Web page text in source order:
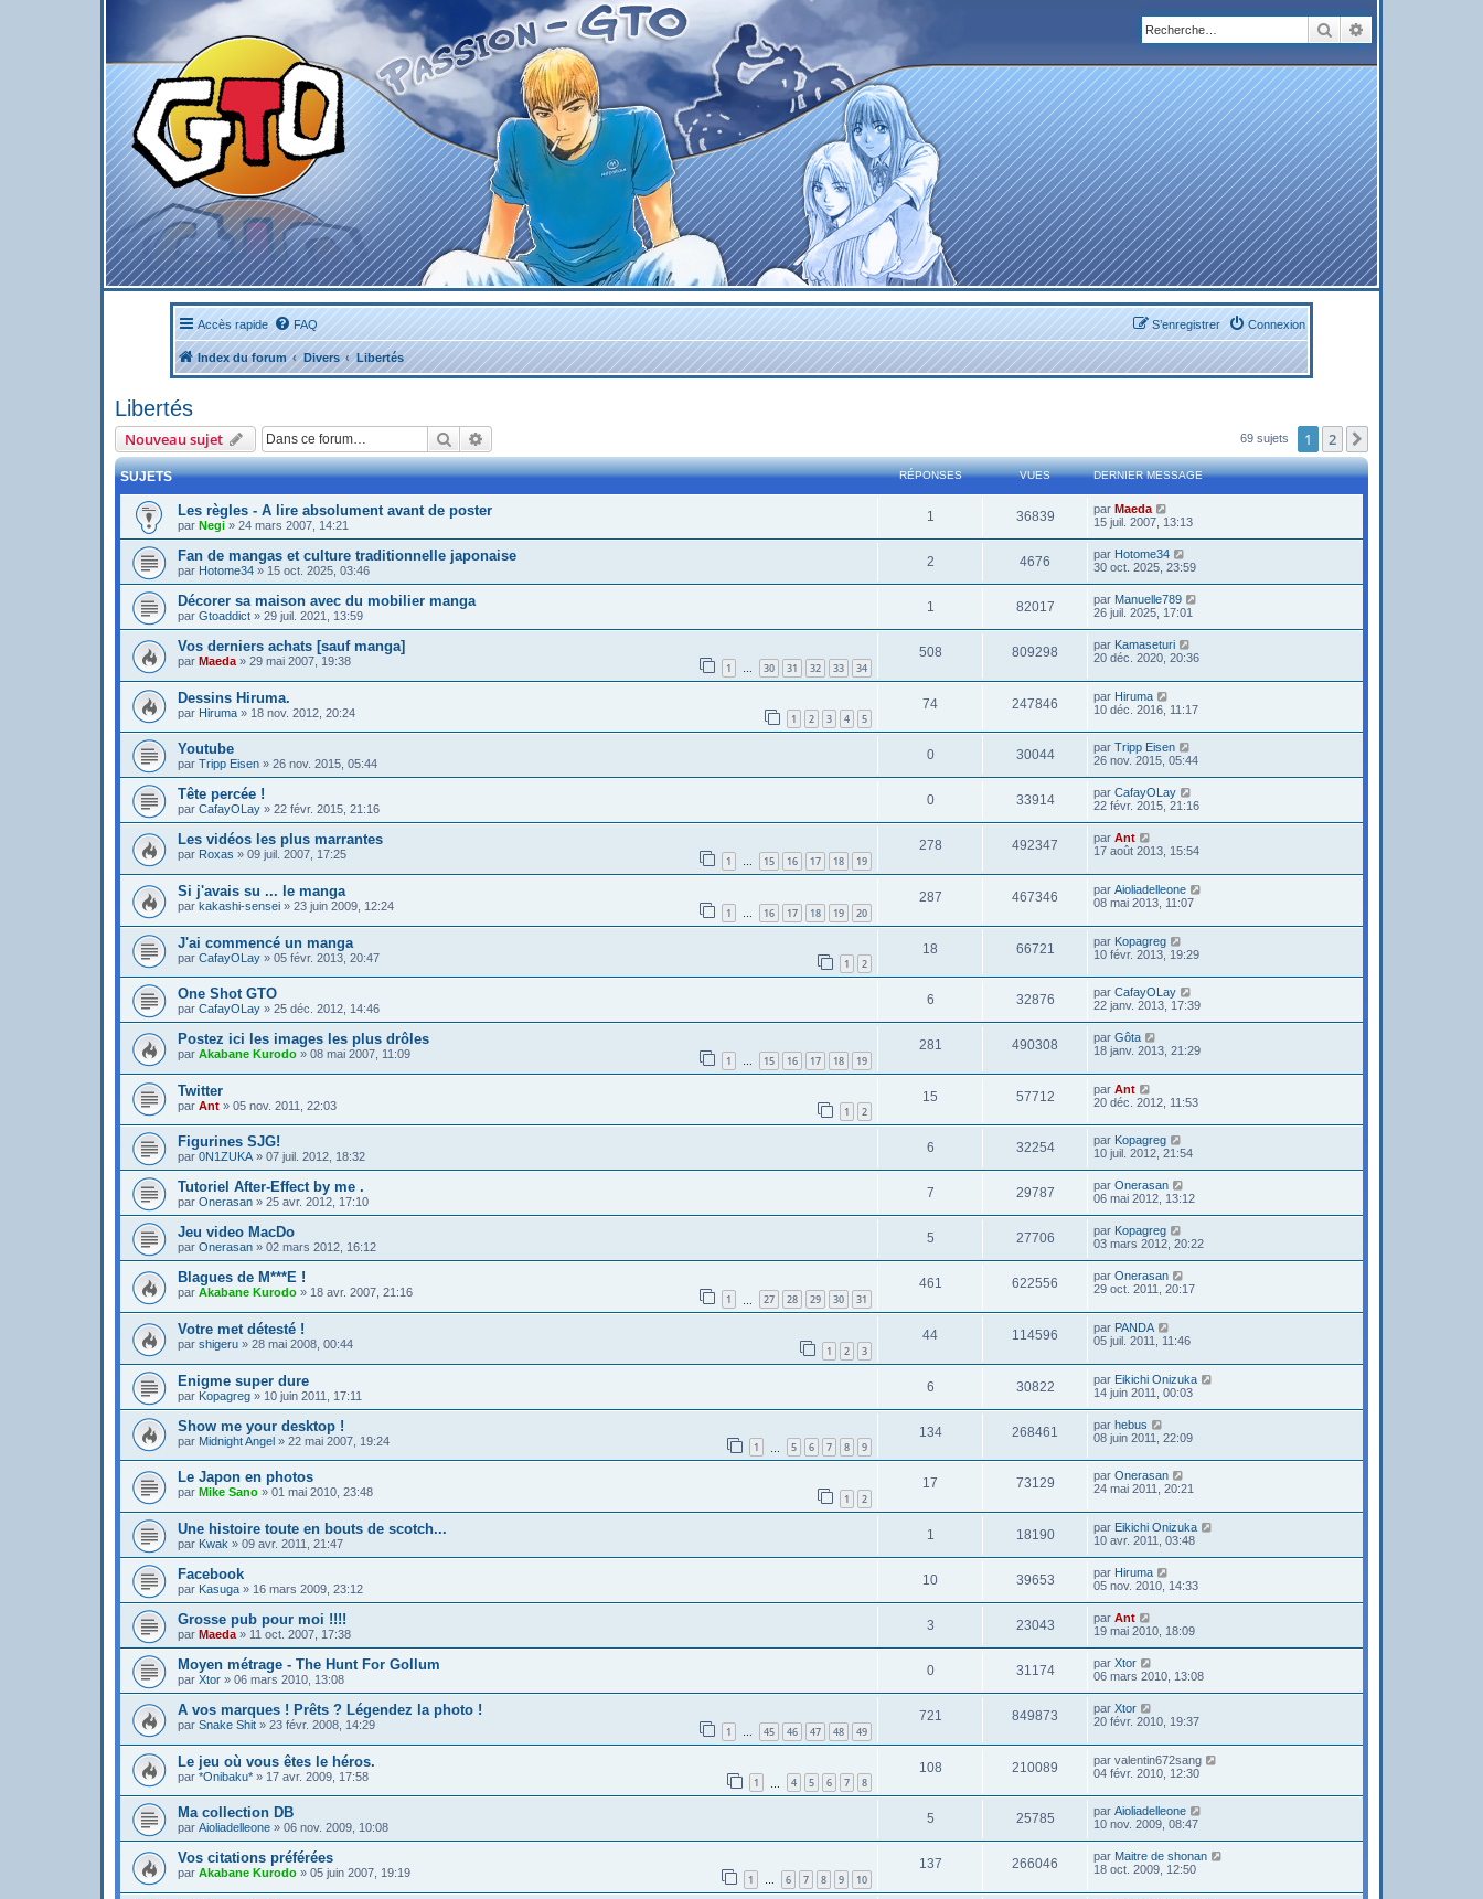
Rechercher
Accès rapide FAQ Connexion
S’enregistrer
Index du forum Divers Libertés
Libertés
Nouveau sujet Rechercher 69 sujets 1 2
SUJETS RÉPONSES VUES DERNIER MESSAGE
Les règles - A lire absolument avant de poster
par Negi » 24 mars 2007, 14:21
1 36839 par Maeda
15 juil. 2007, 13:13
Fan de mangas et culture traditionnelle japonaise
par Hotome34 » 15 oct. 2025, 03:46
2 4676 par Hotome34
30 oct. 2025, 23:59
Décorer sa maison avec du mobilier manga
par Gtoaddict » 29 juil. 2021, 13:59
1 82017 par Manuelle789
26 juil. 2025, 17:01
Vos derniers achats [sauf manga]
par Maeda » 29 mai 2007, 19:38 1 … 30 31 32 33 34
508 809298 par Kamaseturi
20 déc. 2020, 20:36
Dessins Hiruma.
par Hiruma » 18 nov. 2012, 20:24 1 2 3 4 5
74 247846 par Hiruma
10 déc. 2016, 11:17
Youtube
par Tripp Eisen » 26 nov. 2015, 05:44
0 30044 par Tripp Eisen
26 nov. 2015, 05:44
Tête percée !
par CafayOLay » 22 févr. 2015, 21:16
0 33914 par CafayOLay
22 févr. 2015, 21:16
Les vidéos les plus marrantes
par Roxas » 09 juil. 2007, 17:25 1 … 15 16 17 18 19
278 492347 par Ant
17 août 2013, 15:54
Si j'avais su ... le manga
par kakashi-sensei » 23 juin 2009, 12:24 1 … 16 17 18 19 20
287 467346 par Aioliadelleone
08 mai 2013, 11:07
J'ai commencé un manga
par CafayOLay » 05 févr. 2013, 20:47 1 2
18 66721 par Kopagreg
10 févr. 2013, 19:29
One Shot GTO
par CafayOLay » 25 déc. 2012, 14:46
6 32876 par CafayOLay
22 janv. 2013, 17:39
Postez ici les images les plus drôles
par Akabane Kurodo » 08 mai 2007, 11:09 1 … 15 16 17 18 19
281 490308 par Gôta
18 janv. 2013, 21:29
Twitter
par Ant » 05 nov. 2011, 22:03 1 2
15 57712 par Ant
20 déc. 2012, 11:53
Figurines SJG!
par 0N1ZUKA» 07 juil. 2012, 18:32
6 32254 par Kopagreg
10 juil. 2012, 21:54
Tutoriel After-Effect by me .
par Onerasan » 25 avr. 2012, 17:10
7 29787 par Onerasan
06 mai 2012, 13:12
Jeu video MacDo
par Onerasan » 02 mars 2012, 16:12
5 27706 par Kopagreg
03 mars 2012, 20:22
Blagues de M***E !
par Akabane Kurodo » 18 avr. 2007, 21:16 1 27 28 29 30 31
461 622556 par Onerasan
29 oct. 2011, 20:17
Votre met détesté !
par shigeru » 28 mai 2008, 00:44 1 2 3
44 114596 par PANDA
05 juil. 2011, 11:46
Enigme super dure
par Kopagreg » 10 juin 2011, 17:11
6 30822 par Eikichi Onizuka
14 juin 2011, 00:03
Show me your desktop !
par Midnight Angel » 22 mai 2007, 19:24 1 5 6 7 8 9
134 268461 par hebus
08 juin 2011, 22:09
Le Japon en photos
par Mike Sano » 01 mai 2010, 23:48 1 2
17 73129 par Onerasan
24 mai 2011, 20:21
Une histoire toute en bouts de scotch...
par Kwak » 09 avr. 2011, 21:47
1 18190 par Eikichi Onizuka
10 avr. 2011, 03:48
Facebook
par Kasuga » 16 mars 2009, 23:12
10 39653 par Hiruma
05 nov. 2010, 14:33
Grosse pub pour moi !!!!
par Maeda » 11 oct. 2007, 17:38
3 23043 par Ant
19 mai 2010, 18:09
Moyen métrage - The Hunt For Gollum
par Xtor » 06 mars 2010, 13:08
0 31174 par Xtor
06 mars 2010, 13:08
A vos marques ! Prêts ? Légendez la photo !
par Snake Shit » 23 févr. 2008, 14:29 1 … 45 46 47 48 49
721 849873 par Xtor
20 févr. 2010, 19:37
Le jeu où vous êtes le héros.
par *Onibaku* » 17 avr. 2009, 17:58 1 4 5 6 7 8
108 210089 par valentin672sang
04 févr. 2010, 12:30
Ma collection DB
par Aioliadelleone » 06 nov. 2009, 10:08
5 25785 par Aioliadelleone
10 nov. 2009, 08:47
Vos citations préférées
par Akabane Kurodo » 05 juin 2007, 19:19 1 … 6 7 8 9 10
137 266046 par Maitre de shonan
18 oct. 2009, 12:50